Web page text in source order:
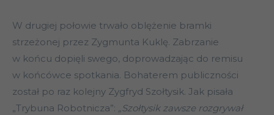
W drugiej połowie trwało oblężenie bramki
strzeżonej przez Zygmunta Kuklę. Zabrzanie
w końcu dopięli swego, doprowadzając do remisu
w końcówce spotkania. Bohaterem publiczności
został po raz kolejny Zygfryd Szołtysik. Jak pisała
„Trybuna Robotnicza”: „Szołtysik zawsze rozgrywał